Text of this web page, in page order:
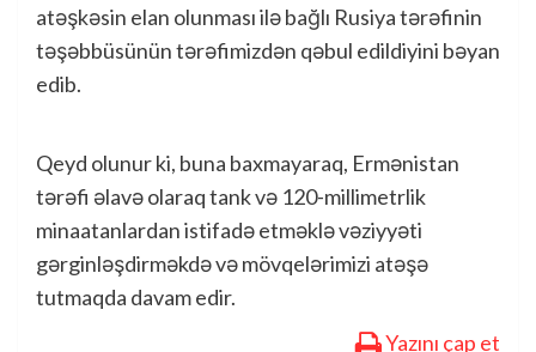
atəşkəsin elan olunması ilə bağlı Rusiya tərəfinin
təşəbbüsünün tərəfimizdən qəbul edildiyini bəyan
edib.
Qeyd olunur ki, buna baxmayaraq, Ermənistan
tərəfi əlavə olaraq tank və 120-millimetrlik
minaatanlardan istifadə etməklə vəziyyəti
gərginləşdirməkdə və mövqelərimizi atəşə
tutmaqda davam edir.
Yazını çap et